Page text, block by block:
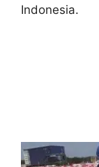
Indonesia.